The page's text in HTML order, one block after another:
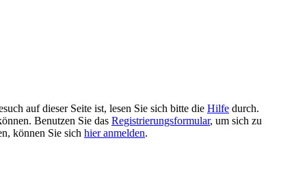
auf dieser Seite ist, lesen Sie sich bitte die Hilfe durch.
Benutzen Sie das Registrierungsformular, um sich zu
können Sie sich hier anmelden.